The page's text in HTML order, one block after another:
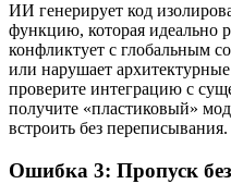
ИИ генерирует код
функцию, которая идеально
конфликтует с глобальным
или нарушает
проверите интеграцию с
получите «пластиковый»
встроить без переписывания.
Ошибка 3: Пропуск